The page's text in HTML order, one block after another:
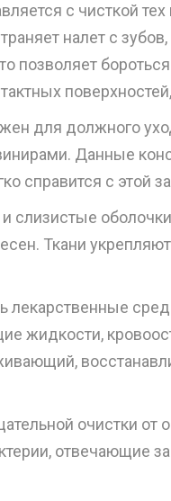
с чисткой
налет с
позволяет
для должного
Данные
справится с этой
оболочки
Ткани
лекарственные
жидкости,
очистки от
отвечающие